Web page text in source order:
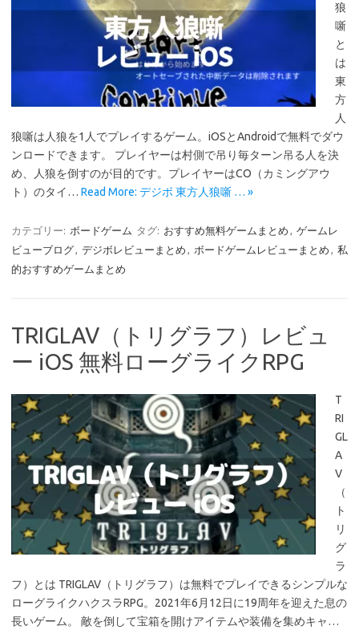
狼
噺
と
は
東
方
人
狼噺は人狼を1人でプレイするゲーム。iOSとAndroidで無料でダウ
ンロードできます。 プレイヤーは村側で吊り毎ターン吊る人を決
め、人狼を倒すのが目的です。プレイヤーはCO（カミングアウ
ト）のタイ… Read More: デジボ 東方人狼噺 … »
カテゴリー: ボードゲーム タグ: おすすめ無料ゲームまとめ , ゲームレ
ビューブログ, デジボレビューまとめ , ボードゲームレビューまとめ , 私
的おすすめゲームまとめ
TRIGLAV（トリグラフ）レビュ
ー iOS 無料ローグライクRPG
T
RI
GL
A
V
（
ト
リ
グ
ラ
フ）とは TRIGLAV（トリグラフ）は無料でプレイできるシンプルな
ローグライクハクスラRPG。2021年6月12日に19周年を迎えた息の
長いゲーム。 敵を倒して宝箱を開けアイテムや装備を集めキャ…